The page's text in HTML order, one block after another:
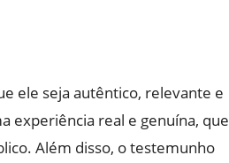
ele seja autêntico, relevante e
experiência real e genuína, que
Além disso, o testemunho